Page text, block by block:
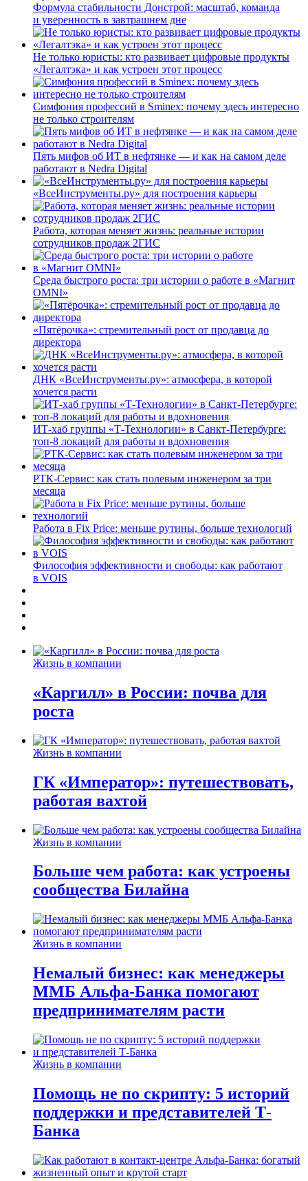
Формула стабильности Донстрой: масштаб, команда
и уверенность в завтрашнем дне
Не только юристы: кто развивает цифровые продукты
«Легалтэка» и как устроен этот процесс
Симфония профессий в Sminex: почему здесь интересно
не только строителям
Пять мифов об ИТ в нефтянке — и как на самом деле
работают в Nedra Digital
«ВсеИнструменты.ру» для построения карьеры
Работа, которая меняет жизнь: реальные истории
сотрудников продаж 2ГИС
Среда быстрого роста: три истории о работе в «Магнит
OMNI»
«Пятёрочка»: стремительный рост от продавца до
директора
ДНК «ВсеИнструменты.ру»: атмосфера, в которой
хочется расти
ИТ-хаб группы «Т-Технологии» в Санкт-Петербурге:
топ-8 локаций для работы и вдохновения
РТК-Сервис: как стать полевым инженером за три
месяца
Работа в Fix Price: меньше рутины, больше технологий
Философия эффективности и свободы: как работают
в VOIS
Жизнь в компании
«Каргилл» в России: почва для
роста
Жизнь в компании
ГК «Император»: путешествовать,
работая вахтой
Жизнь в компании
Больше чем работа: как устроены
сообщества Билайна
Жизнь в компании
Немалый бизнес: как менеджеры
ММБ Альфа-Банка помогают
предпринимателям расти
Жизнь в компании
Помощь не по скрипту: 5 историй
поддержки и представителей Т-
Банка